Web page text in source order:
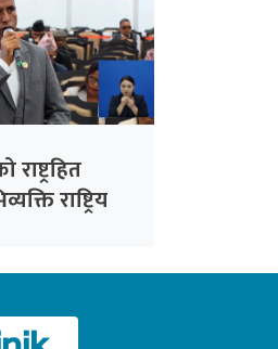
राष्ट्रहित
राष्ट्रिय